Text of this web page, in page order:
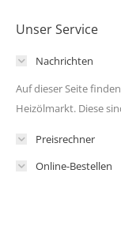
Unser Service
Nachrichten
Auf dieser Seite
Heizölmarkt. Diese
Preisrechner
Online-Bestellen